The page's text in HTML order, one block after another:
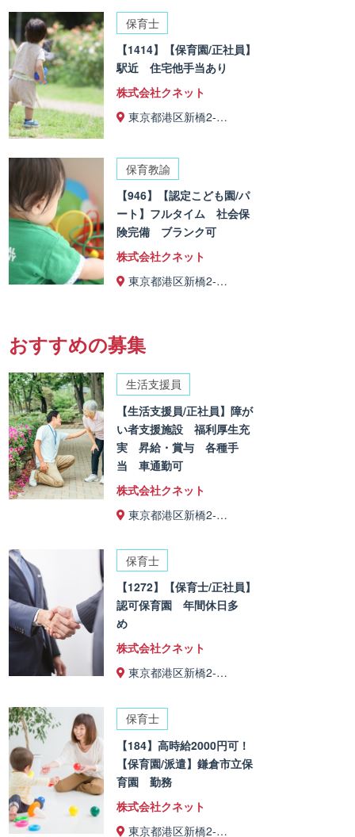
保育士
【1414】【保育園/正社員】
駅近 住宅他手当あり
株式会社クネット
東京都港区新橋2-…
保育教諭
【946】【認定こども園/パ
ート】フルタイム 社会保
険完備 ブランク可
株式会社クネット
東京都港区新橋2-…
おすすめの募集
生活支援員
【生活支援員/正社員】障が
い者支援施設 福利厚生充
実 昇給・賞与 各種手
当 車通勤可
株式会社クネット
東京都港区新橋2-…
保育士
【1272】【保育士/正社員】
認可保育園 年間休日多
め
株式会社クネット
東京都港区新橋2-…
保育士
【184】高時給2000円可！
【保育園/派遣】鎌倉市立保
育園 勤務
株式会社クネット
東京都港区新橋2-…